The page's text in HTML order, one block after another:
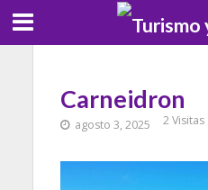
Carneidron
agosto 3, 2025 2 Visitas